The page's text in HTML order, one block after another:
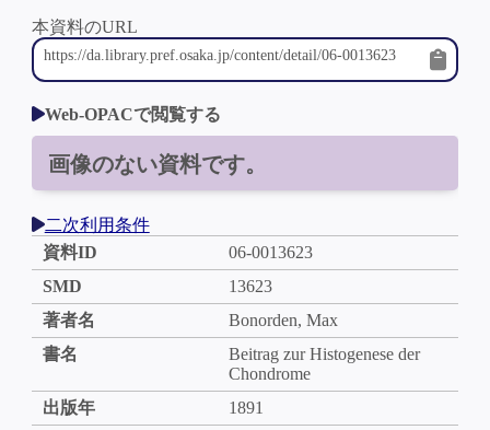
本資料のURL
Web-OPACで閲覧する
画像のない資料です。
二次利用条件
資料ID
06-0013623
SMD
13623
著者名
Bonorden, Max
書名
Beitrag zur Histogenese der
Chondrome
出版年
1891